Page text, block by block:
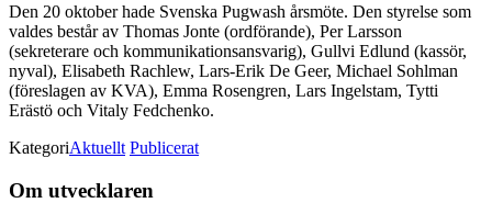
Den 20 oktober hade Svenska Pugwash årsmöte. Den styrelse som
valdes består av Thomas Jonte (ordförande), Per Larsson
(sekreterare och kommunikationsansvarig), Gullvi Edlund (kassör,
nyval), Elisabeth Rachlew, Lars-Erik De Geer, Michael Sohlman
(föreslagen av KVA), Emma Rosengren, Lars Ingelstam, Tytti
Erästö och Vitaly Fedchenko.
KategoriAktuellt Publicerat
Om utvecklaren